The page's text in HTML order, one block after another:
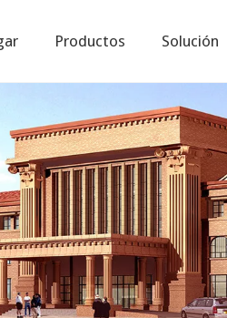
Productos Solución